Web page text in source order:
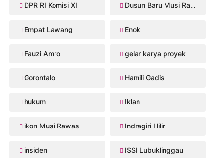
DPR RI Komisi XI Dusun Baru Musi Rawas
Empat Lawang Enok
Fauzi Amro gelar karya proyek
Gorontalo Hamili Gadis
hukum Iklan
ikon Musi Rawas Indragiri Hilir
insiden ISSI Lubuklinggau